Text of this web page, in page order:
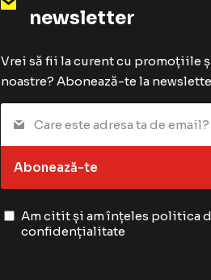
newsletter
Vrei să fii la curent cu promoțiile
noastre? Abonează-te la
Abonează-te
Am citit și am înțeles politica
confidențialitate